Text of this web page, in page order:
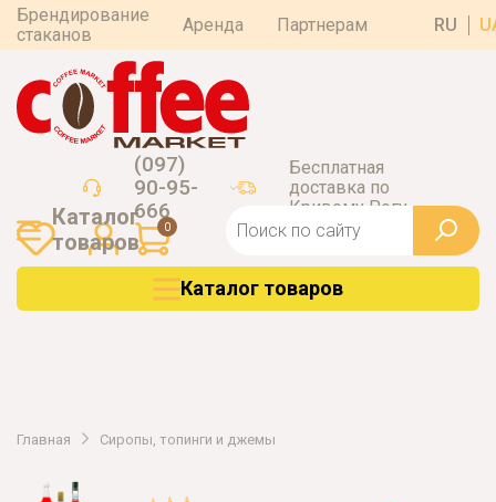
Брендирование
стаканов
Аренда Партнерам RU
(097)
90-95-
666
Бесплатная
доставка по
Кривому Рогу
0
Каталог
товаров
Каталог товаров
Главная Сиропы, топинги и джемы